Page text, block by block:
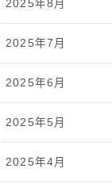
2025年8月
2025年7月
2025年6月
2025年5月
2025年4月